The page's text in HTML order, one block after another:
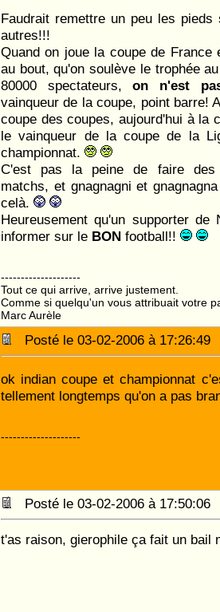
Faudrait remettre un peu les
autres!!!
Quand on joue la coupe de France
au bout, qu'on soulève le trophée
80000 spectateurs,on n'est
vainqueur de la coupe, point barre!
coupe des coupes, aujourd'hui à la
le vainqueur de la coupe de la
championnat.
C'est pas la peine de faire des
matchs, et gnagnagni et
celà.
Heureusement qu'un supporter
informer sur le
football!!
--------------------
Tout ce qui arrive, arrive justement.
Comme si quelqu'un vous attribuait votre
Marc Aurèle
Posté le 03-02-2006 à
ok indian coupe et championnat
tellement longtemps qu'on a pas
--------------------
Posté le 03-02-2006 à
t'as raison, gierophile ça fait un bail